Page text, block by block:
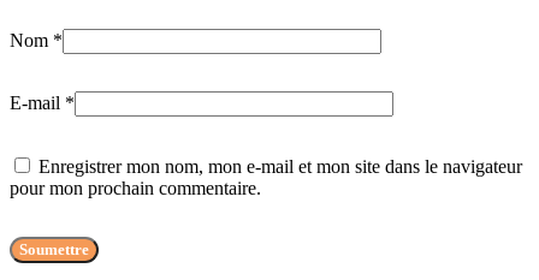
Nom *
E-mail *
Enregistrer mon nom, mon e-mail et mon site dans le navigateur
pour mon prochain commentaire.